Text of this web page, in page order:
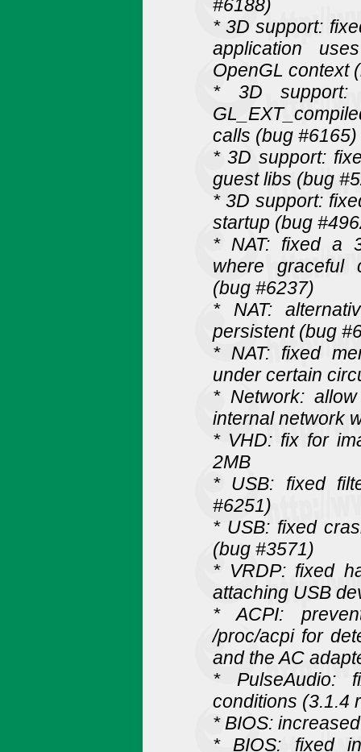
#6188)
* 3D support:
application
OpenGL context
* 3D support:
calls (bug #6165)
* 3D support:
guest libs (bug
* 3D support:
startup (bug
* NAT: fixed a
where graceful
(bug #6237)
* NAT:
persistent (bug
* NAT: fixed
under certain
* Network:
internal network
* VHD: fix for
2MB
* USB: fixed
#6251)
* USB: fixed
(bug #3571)
* VRDP: fixed
attaching USB
* ACPI:
/proc/acpi for
and the AC
* PulseAudio:
conditions (3.1.4
* BIOS:
* BIOS: fixed